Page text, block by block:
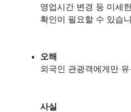
영업시간 변경 등 미세
확인이 필요할 수 있습
오해
외국인 관광객에게만
사실